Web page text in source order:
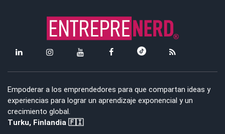
Empoderar a los emprendedores para que compartan ideas y
experiencias para lograr un aprendizaje exponencial y un
crecimiento global.
Turku, Finlandia 🇫🇮